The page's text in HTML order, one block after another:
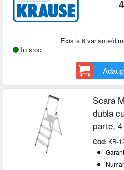
Exista 6 variante/
In stoc
Scara
dubla
parte,
Cod: KR-